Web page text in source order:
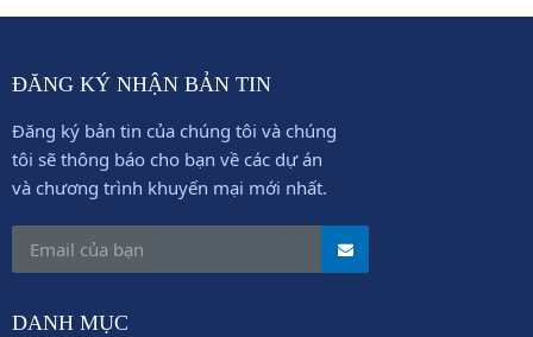
ĐĂNG KÝ NHẬN BẢN TIN
Đăng ký bản tin của chúng tôi và chúng
tôi sẽ thông báo cho bạn về các dự án
và chương trình khuyến mại mới nhất.
DANH MỤC